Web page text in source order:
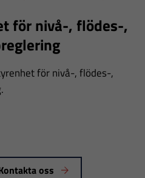
för nivå-, flödes-,
för nivå-, flödes-,
oss